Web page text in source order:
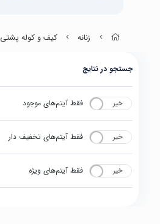
زنانه کیف و کوله پشتی
جستجو در نتایج
بله خیر فقط آیتم‌های موجود
بله خیر فقط آیتم‌های تخفیف دار
بله خیر فقط آیتم‌های ویژه